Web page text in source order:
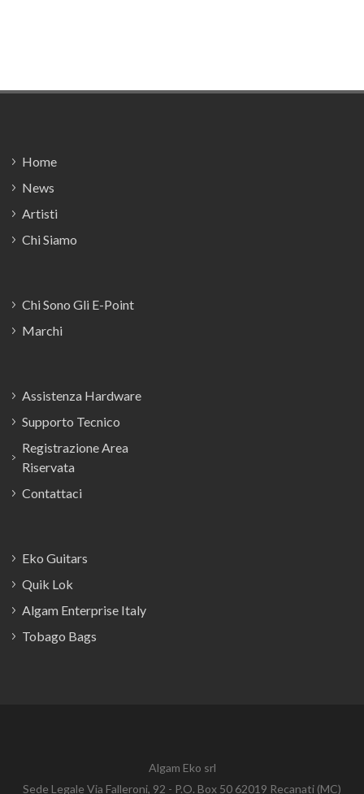
Home
News
Artisti
Chi Siamo
Chi Sono Gli E-Point
Marchi
Assistenza Hardware
Supporto Tecnico
Registrazione Area
Riservata
Contattaci
Eko Guitars
Quik Lok
Algam Enterprise Italy
Tobago Bags
Algam Eko srl
Sede Legale Via Falleroni, 92 - P.O. Box 50 62019 Recanati (MC)